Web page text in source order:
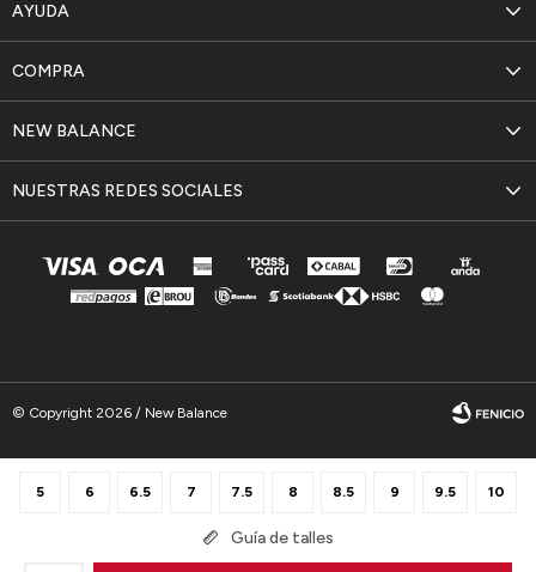
5 6 6.5 7 7.5 8 8.5 9 9.5 10
Guía de talles
AYUDA
NEW BALANCE
COMPRA
NUESTRAS REDES SOCIALES
© Copyright 2026 / New Balance